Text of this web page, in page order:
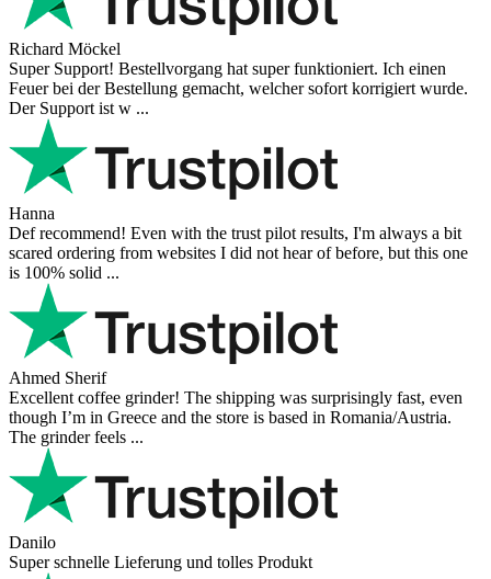
Richard Möckel
Super Support! Bestellvorgang hat super funktioniert. Ich einen
Feuer bei der Bestellung gemacht, welcher sofort korrigiert wurde.
Der Support ist w ...
Hanna
Def recommend! Even with the trust pilot results, I'm always a bit
scared ordering from websites I did not hear of before, but this one
is 100% solid ...
Ahmed Sherif
Excellent coffee grinder! The shipping was surprisingly fast, even
though I’m in Greece and the store is based in Romania/Austria.
The grinder feels ...
Danilo
Super schnelle Lieferung und tolles Produkt